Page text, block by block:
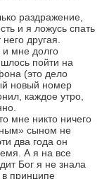
раздражение,
и я ложусь спать
другая.
и мне долго
пойти на
(это дело
новый номер
каждое утро,
мне никто ничего
сыном не
два года он
А я на все
Бог я не знала
в принципе